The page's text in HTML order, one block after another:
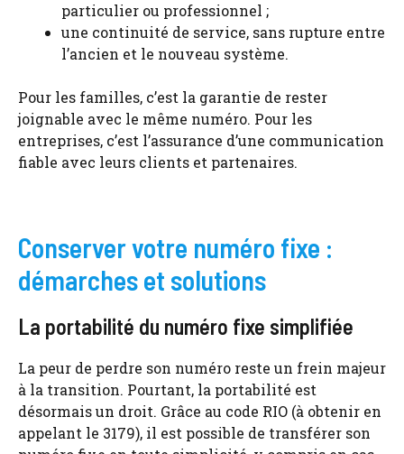
particulier ou professionnel ;
une continuité de service, sans rupture entre
l’ancien et le nouveau système.
Pour les familles, c’est la garantie de rester
joignable avec le même numéro. Pour les
entreprises, c’est l’assurance d’une communication
fiable avec leurs clients et partenaires.
Conserver votre numéro fixe :
démarches et solutions
La portabilité du numéro fixe simplifiée
La peur de perdre son numéro reste un frein majeur
à la transition. Pourtant, la portabilité est
désormais un droit. Grâce au code RIO (à obtenir en
appelant le 3179), il est possible de transférer son